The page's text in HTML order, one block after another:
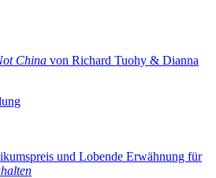
China von Richard Tuohy & Dianna
und Lobende Erwähnung für